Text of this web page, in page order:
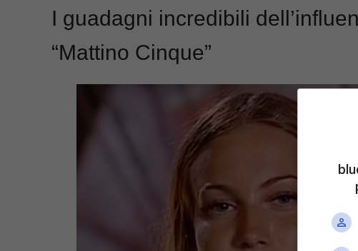
I guadagni incredibili
“Mattino Cinque”